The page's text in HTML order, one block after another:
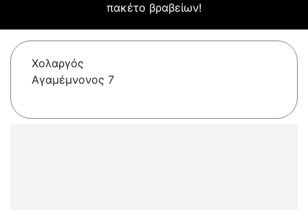
πακέτο βραβείων!
Χολαργός
Αγαμέμνονος 7